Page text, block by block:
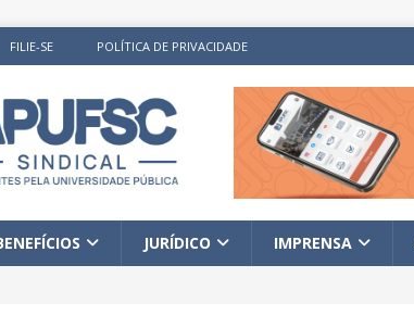
FILIE-SE POLÍTICA DE PRIVACIDADE
JURÍDICO IMPRENSA